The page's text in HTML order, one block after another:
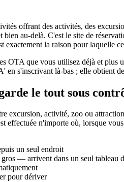
offrant des activités, des
bien au-delà. C'est le site de
exactement la raison pour laquelle
OTA que vous utilisez déjà et plus
en s'inscrivant là-bas ; elle obtient
le tout sous
excursion, activité, zoo ou
effectuée n'importe où, lorsque
un seul endroit
— arrivent dans un seul tableau
pour dériver